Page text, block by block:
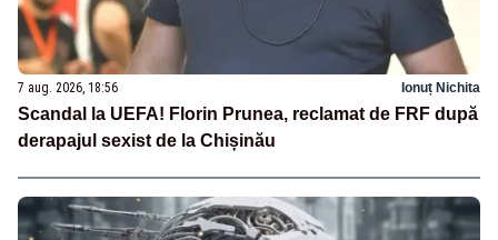
7 aug. 2026, 18:56 Ionuț Nichita
Scandal la UEFA! Florin Prunea, reclamat de FRF după
derapajul sexist de la Chișinău